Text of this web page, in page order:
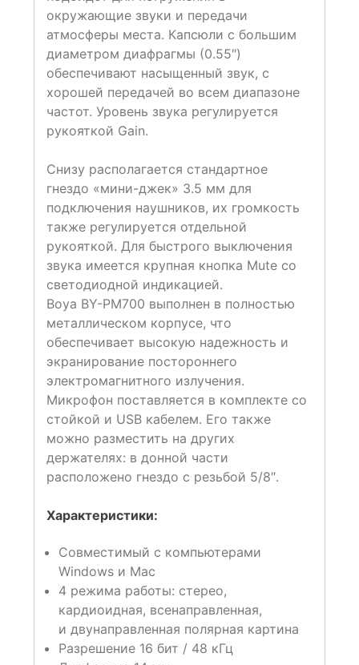
окружающие звуки и передачи
атмосферы места. Капсюли с большим
диаметром диафрагмы (0.55″)
обеспечивают насыщенный звук, с
хорошей передачей во всем диапазоне
частот. Уровень звука регулируется
рукояткой Gain.
Снизу располагается стандартное
гнездо «мини-джек» 3.5 мм для
подключения наушников, их громкость
также регулируется отдельной
рукояткой. Для быстрого выключения
звука имеется крупная кнопка Mute со
светодиодной индикацией.
Boya BY-PM700 выполнен в полностью
металлическом корпусе, что
обеспечивает высокую надежность и
экранирование постороннего
электромагнитного излучения.
Микрофон поставляется в комплекте со
стойкой и USB кабелем. Его также
можно разместить на других
держателях: в донной части
расположено гнездо с резьбой 5/8″.
Характеристики:
Совместимый с компьютерами
Windows и Mac
4 режима работы: стерео,
кардиоидная, всенаправленная,
и двунаправленная полярная картина
Разрешение 16 бит / 48 кГц